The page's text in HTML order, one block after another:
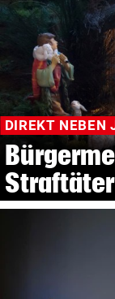
DIREKT NEBEN